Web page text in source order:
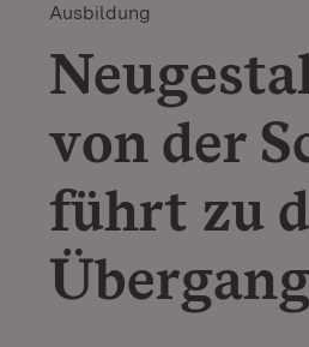
Ausbildung
von der
führt zu